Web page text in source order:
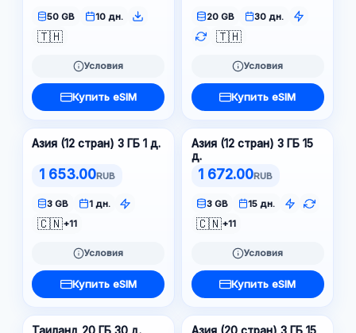
50 GB 10 дн.
🇹🇭
Условия
Купить eSIM
20 GB 30 дн.
🇹🇭
Условия
Купить eSIM
Азия (12 стран) 3 ГБ 1 д.
1 653.00RUB
3 GB 1 дн.
🇨🇳+11
Условия
Купить eSIM
Азия (12 стран) 3 ГБ 15
д.
1 672.00RUB
3 GB 15 дн.
🇨🇳+11
Условия
Купить eSIM